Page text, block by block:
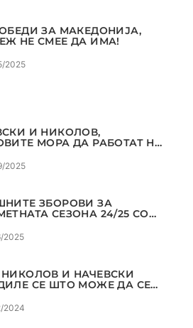
ЗА МАКЕДОНИЈА,
НЕ СМЕЕ ДА ИМА!
2025
И НИКОЛОВ,
МОРА ДА РАБОТАТ НА
2025
ЗБОРОВИ ЗА
СЕЗОНА 24/25 СО
2025
И НАЧЕВСКИ
СЕ ШТО МОЖЕ ДА СЕ
2024